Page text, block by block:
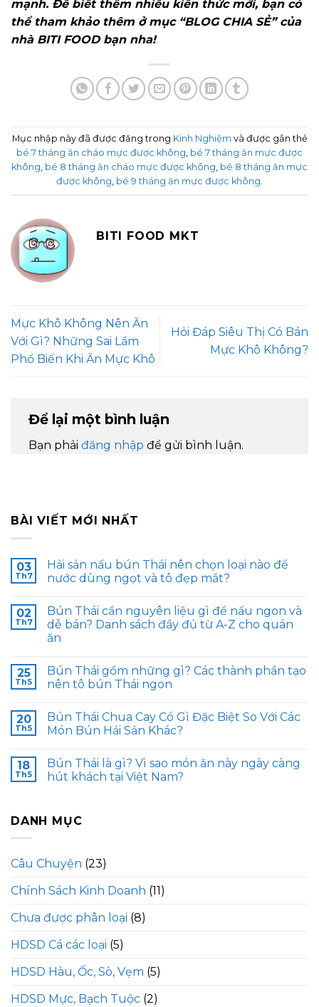
mạnh. Để biết thêm nhiều kiến thức mới, bạn có
thể tham khảo thêm ở mục “BLOG CHIA SẺ” của
nhà BITI FOOD bạn nha!
Mục nhập này đã được đăng trong Kinh Nghiệm và được gắn thẻ
bé 7 tháng ăn cháo mực được không, bé 7 tháng ăn mực được
không, bé 8 tháng ăn cháo mực được không, bé 8 tháng ăn mực
được không, bé 9 tháng ăn mực được không.
BITI FOOD MKT
Mực Khô Không Nên Ăn
Với Gì? Những Sai Lầm
Phổ Biến Khi Ăn Mực Khô
Hỏi Đáp Siêu Thị Có Bán
Mực Khô Không?
Để lại một bình luận
Bạn phải đăng nhập để gửi bình luận.
BÀI VIẾT MỚI NHẤT
03
Th7
Hải sản nấu bún Thái nên chọn loại nào để
nước dùng ngọt và tô đẹp mắt?
02
Th7
Bún Thái cần nguyên liệu gì để nấu ngon và
dễ bán? Danh sách đầy đủ từ A-Z cho quán
ăn
25
Th5
Bún Thái gồm những gì? Các thành phần tạo
nên tô bún Thái ngon
20
Th5
Bún Thái Chua Cay Có Gì Đặc Biệt So Với Các
Món Bún Hải Sản Khác?
18
Th5
Bún Thái là gì? Vì sao món ăn này ngày càng
hút khách tại Việt Nam?
DANH MỤC
Câu Chuyện (23)
Chính Sách Kinh Doanh (11)
Chưa được phân loại (8)
HDSD Cá các loại (5)
HDSD Hàu, Ốc, Sò, Vẹm (5)
HDSD Mực, Bạch Tuộc (2)